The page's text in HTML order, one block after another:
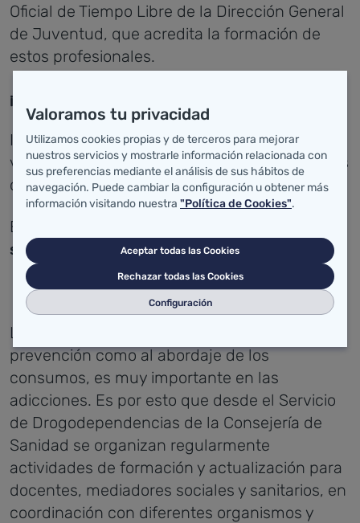
Oficial de Tiempo Libre de la Dirección General
de Juventud, que acredita la formación de
estos profesionales.
¡NOVEDAD! (plazo cerrado)
Inscripciones abiertas para el curso: Pasa la
vida. La prevención selectiva de los consumos
del cannabis.
El plazo para
septiembre de 2025 a las 10:00 h.
La formación, tanto en lo que se refiere a la
prevención como al abordaje de los
consumos, es muy importante en las
adicciones. Es por esto que desde el Servicio
de Drogodependencias de la Consejería de
Sanidad se organizan regularmente
actividades de formación y actualización para
docentes, mediadores sociales y sanitarios, en
coordinación con diferentes organismos y
Valoramos tu privacidad
Utilizamos cookies propias y de terceros para mejorar
nuestros servicios y mostrarle información relacionada con
sus preferencias mediante el análisis de sus hábitos de
navegación. Puede cambiar la configuración u obtener más
información visitando nuestra "Política de Cookies".
Aceptar todas las Cookies
Rechazar todas las Cookies
Configuración